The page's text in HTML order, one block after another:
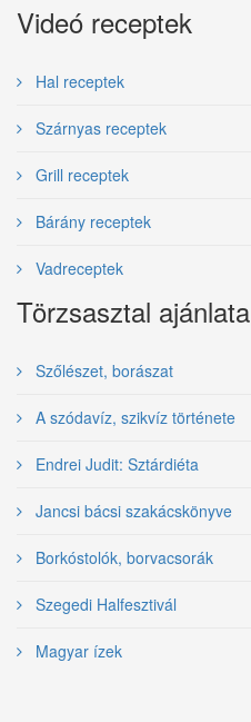
Videó receptek
Hal receptek
Szárnyas receptek
Grill receptek
Bárány receptek
Vadreceptek
Törzsasztal ajánlata
Szőlészet, borászat
A szódavíz, szikvíz története
Endrei Judit: Sztárdiéta
Jancsi bácsi szakácskönyve
Borkóstolók, borvacsorák
Szegedi Halfesztivál
Magyar ízek